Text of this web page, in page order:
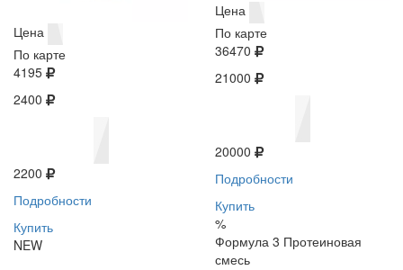
Цена
По карте
4195
2400
2200
Подробности
Купить
NEW
Цена
По карте
36470
21000
20000
Подробности
Купить
%
Формула 3 Протеиновая
смесь